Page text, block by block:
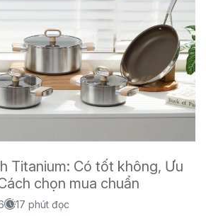
Titanium: Có tốt không, Ưu
chọn mua chuẩn
17 phút đọc